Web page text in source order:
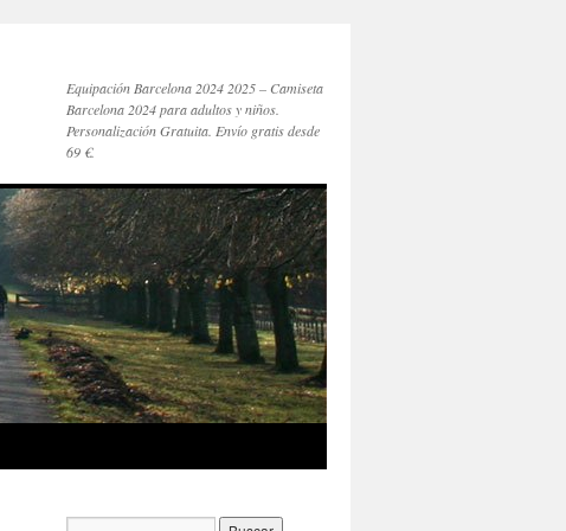
Equipación Barcelona 2024 2025 – Camiseta
Barcelona 2024 para adultos y niños.
Personalización Gratuita. Envío gratis desde
69 €.